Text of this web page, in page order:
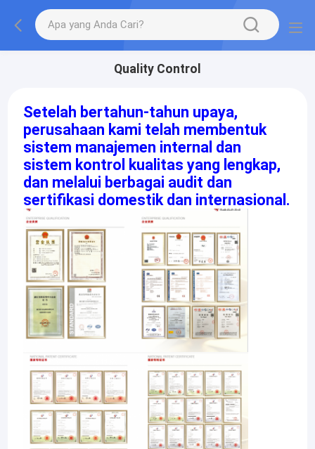
Quality Control
Setelah bertahun-tahun upaya,
perusahaan kami telah membentuk
sistem manajemen internal dan
sistem kontrol kualitas yang lengkap,
dan melalui berbagai audit dan
sertifikasi domestik dan internasional.